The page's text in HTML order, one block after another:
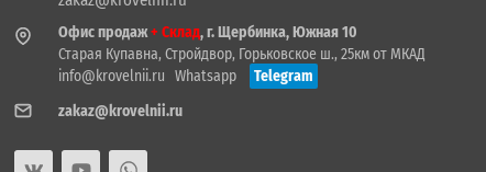
Офис продаж+ Склад, г. Щербинка, Южная 10
Старая Купавна, Стройдвор, Горьковское ш., 25км от МКАД
info@krovelnii.ru
Whatsapp
Telegram
zakaz@krovelnii.ru